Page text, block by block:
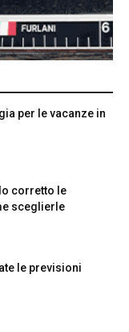
per le vacanze in
corretto le
sceglierle
le previsioni